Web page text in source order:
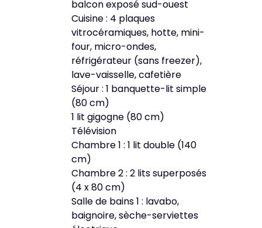
balcon exposé sud-ouest
Cuisine : 4 plaques
vitrocéramiques, hotte, mini-
four, micro-ondes,
réfrigérateur (sans freezer),
lave-vaisselle, cafetière
Séjour : 1 banquette-lit simple
(80 cm)
1 lit gigogne (80 cm)
Télévision
Chambre 1 : 1 lit double (140
cm)
Chambre 2 : 2 lits superposés
(4 x 80 cm)
Salle de bains 1 : lavabo,
baignoire, sèche-serviettes